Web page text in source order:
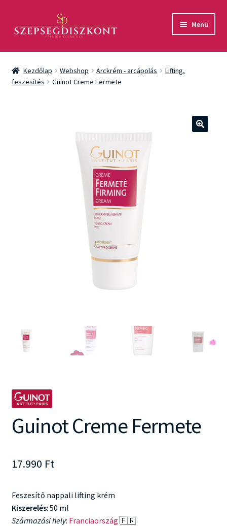
aa
Menü
Akció
Csomagok
Kezdőlap Webshop Arckrém - arcápolás
Lifting,
feszesítés
Guinot Creme Fermete
Guinot Creme Fermete
17.990 Ft
Feszesítő nappali lifting krém
Kiszerelés: 50 ml
Származási hely: Franciaország 🇫🇷